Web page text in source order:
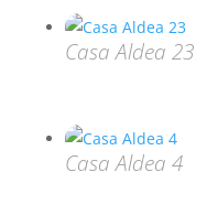
Casa Aldea 23
Casa Aldea 4